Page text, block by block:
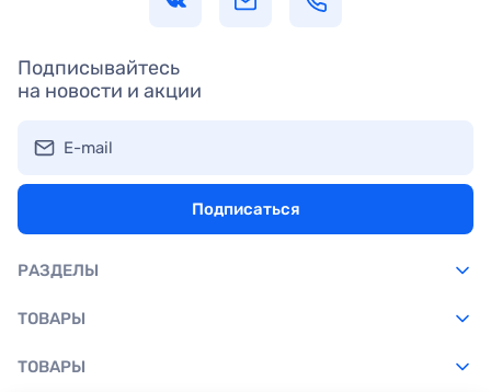
Подписывайтесь
на новости и акции
E-mail
Подписаться
РАЗДЕЛЫ
ТОВАРЫ
ТОВАРЫ